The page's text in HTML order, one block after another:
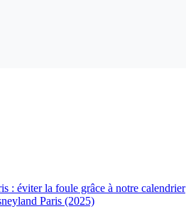
: éviter la foule grâce à notre calendrier
Paris (2025)